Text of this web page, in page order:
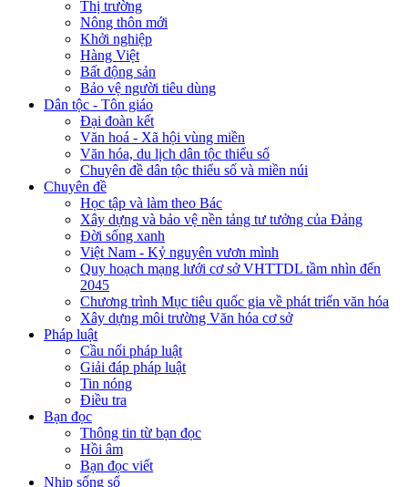
Thị trường
Nông thôn mới
Khởi nghiệp
Hàng Việt
Bất động sản
Bảo vệ người tiêu dùng
Dân tộc - Tôn giáo
Đại đoàn kết
Văn hoá - Xã hội vùng miền
Văn hóa, du lịch dân tộc thiểu số
Chuyên đề dân tộc thiểu số và miền núi
Chuyên đề
Học tập và làm theo Bác
Xây dựng và bảo vệ nền tảng tư tưởng của Đảng
Đời sống xanh
Việt Nam - Kỷ nguyên vươn mình
Quy hoạch mạng lưới cơ sở VHTTDL tầm nhìn đến
2045
Chương trình Mục tiêu quốc gia về phát triển văn hóa
Xây dựng môi trường Văn hóa cơ sở
Pháp luật
Cầu nối pháp luật
Giải đáp pháp luật
Tin nóng
Điều tra
Bạn đọc
Thông tin từ bạn đọc
Hồi âm
Bạn đọc viết
Nhịp sống số